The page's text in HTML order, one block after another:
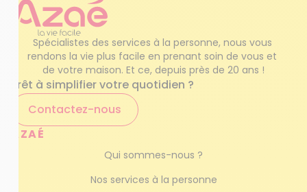
Spécialistes des services à la personne, nous vous
rendons la vie plus facile en prenant soin de vous et
de votre maison. Et ce, depuis près de 20 ans !
Prêt à simplifier votre quotidien ?
Contactez-nous
AZAÉ
Qui sommes-nous ?
Nos services à la personne